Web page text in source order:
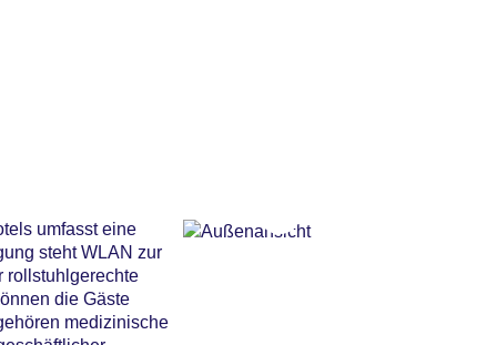
umfasst eine
steht WLAN zur
rollstuhlgerechte
die Gäste
medizinische